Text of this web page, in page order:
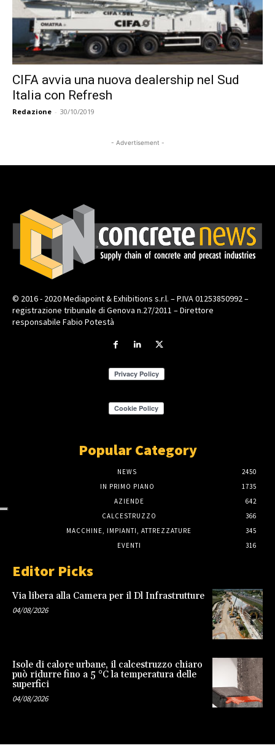
CIFA avvia una nuova dealership nel Sud
Italia con Refresh
Redazione - 30/10/2019
- Advertisement -
© 2016 - 2020 Mediapoint & Exhibitions s.r.l. – P.IVA 01253850992 –
registrazione tribunale di Genova n.27/2011 – Direttore
responsabile Fabio Potestà
Popular Category
NEWS
2450
IN PRIMO PIANO
1735
AZIENDE
642
CALCESTRUZZO
366
MACCHINE, IMPIANTI, ATTREZZATURE
345
EVENTI
316
Editor Picks
Via libera alla Camera per il Dl Infrastrutture
04/08/2026
Isole di calore urbane, il calcestruzzo chiaro
può ridurre fino a 5 °C la temperatura delle
superfici
04/08/2026